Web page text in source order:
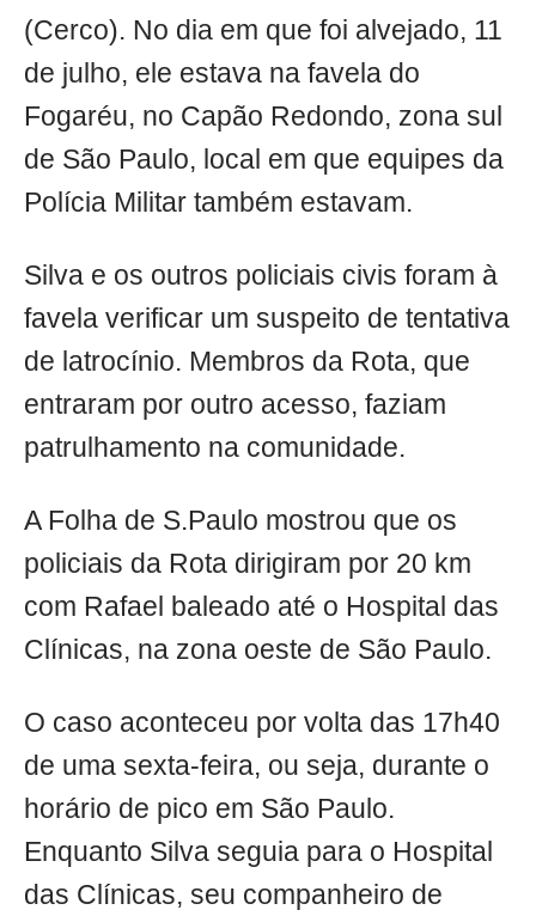
(Cerco). No dia em que foi alvejado, 11
de julho, ele estava na favela do
Fogaréu, no Capão Redondo, zona sul
de São Paulo, local em que equipes da
Polícia Militar também estavam.
Silva e os outros policiais civis foram à
favela verificar um suspeito de tentativa
de latrocínio. Membros da Rota, que
entraram por outro acesso, faziam
patrulhamento na comunidade.
A Folha de S.Paulo mostrou que os
policiais da Rota dirigiram por 20 km
com Rafael baleado até o Hospital das
Clínicas, na zona oeste de São Paulo.
O caso aconteceu por volta das 17h40
de uma sexta-feira, ou seja, durante o
horário de pico em São Paulo.
Enquanto Silva seguia para o Hospital
das Clínicas, seu companheiro de